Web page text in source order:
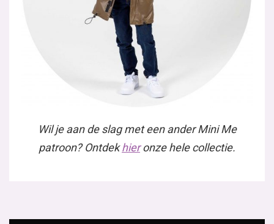
Wil je aan de slag met een ander Mini Me
patroon? Ontdekhieronze hele collectie.